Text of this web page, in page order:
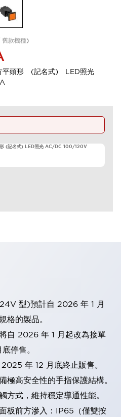
款機種)
頭形 (記名式) LED照光
(記名式) LED照光 AC/DC 100/120V
型)預計自 2026 年 1 月
格的製品。
自 2026 年 1 月起改為接單
停售。
年 12 月底終止販售。
極高安全性的手指保護結構。
方式，維持穩定導通性能。
板前方滲入：IP65（僅雙按